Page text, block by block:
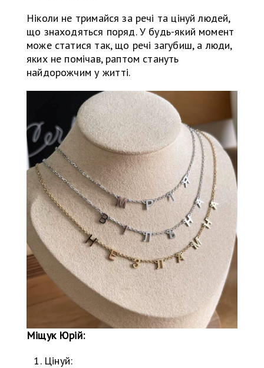
Ніколи не тримайся за речі та цінуй людей,
що знаходяться поряд. У будь-який момент
може статися так, що речі загубиш, а люди,
яких не помічав, раптом стануть
найдорожчим у житті.
Міщук Юрій:
Цінуй: